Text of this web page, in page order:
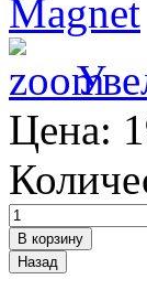
Цена: